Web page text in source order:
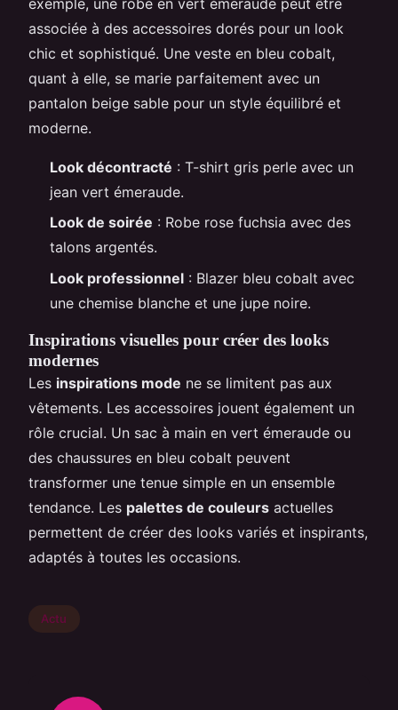
associée à des accessoires dorés pour un look
chic et sophistiqué. Une veste en bleu cobalt,
quant à elle, se marie parfaitement avec un
pantalon beige sable pour un style équilibré et
moderne.
Look décontracté : T-shirt gris perle avec un
jean vert émeraude.
Look de soirée : Robe rose fuchsia avec des
talons argentés.
Look professionnel : Blazer bleu cobalt avec
une chemise blanche et une jupe noire.
Inspirations visuelles pour créer des looks
modernes
Les inspirations mode ne se limitent pas aux
vêtements. Les accessoires jouent également un
rôle crucial. Un sac à main en vert émeraude ou
des chaussures en bleu cobalt peuvent
transformer une tenue simple en un ensemble
tendance. Les palettes de couleurs actuelles
permettent de créer des looks variés et inspirants,
adaptés à toutes les occasions.
Actu